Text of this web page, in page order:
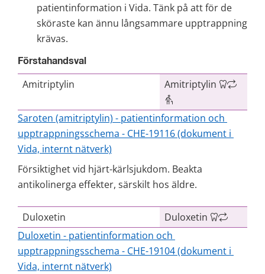
patientinformation i Vida. Tänk på att för de
sköraste kan ännu långsammare upptrappning
krävas.
Förstahandsval
Amitriptylin Amitriptylin
Saroten (amitriptylin) - patientinformation och
upptrappningsschema - CHE-19116 (dokument i
Vida, internt nätverk)
Försiktighet vid hjärt-kärlsjukdom. Beakta
antikolinerga effekter, särskilt hos äldre.
Duloxetin
Duloxetin
Duloxetin - patientinformation och
upptrappningsschema - CHE-19104 (dokument i
Vida, internt nätverk)